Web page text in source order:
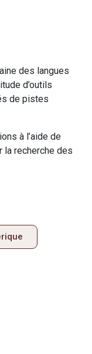
des langues
d’outils
de pistes
à l’aide de
la recherche des